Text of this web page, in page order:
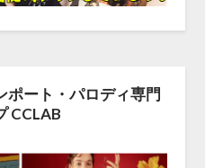
ポート・パロディ専門
CCLAB